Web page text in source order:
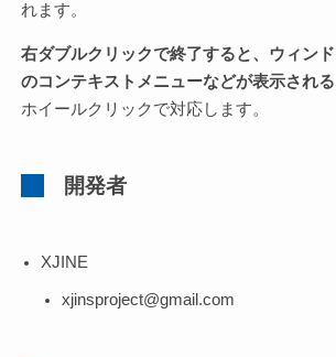
れます。
右ダブルクリックで終了すると、ウィン
のコンテキストメニューなどが表示される
ホイールクリックで対応します。
開発者
XJINE
xjinsproject@gmail.com